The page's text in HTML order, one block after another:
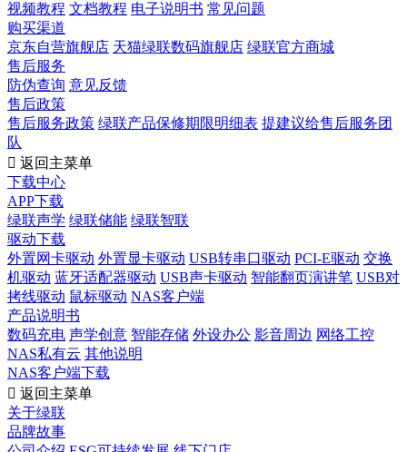
视频教程 文档教程 电子说明书 常见问题
购买渠道
京东自营旗舰店 天猫绿联数码旗舰店 绿联官方商城
售后服务
防伪查询 意见反馈
售后政策
售后服务政策 绿联产品保修期限明细表 提建议给售后服务团
队
 返回主菜单
下载中心
APP下载
绿联声学 绿联储能 绿联智联
驱动下载
外置网卡驱动 外置显卡驱动 USB转串口驱动 PCI-E驱动 交换
机驱动 蓝牙适配器驱动 USB声卡驱动 智能翻页演讲笔 USB对
拷线驱动 鼠标驱动 NAS客户端
产品说明书
数码充电 声学创意 智能存储 外设办公 影音周边 网络工控
NAS私有云 其他说明
NAS客户端下载
 返回主菜单
关于绿联
品牌故事